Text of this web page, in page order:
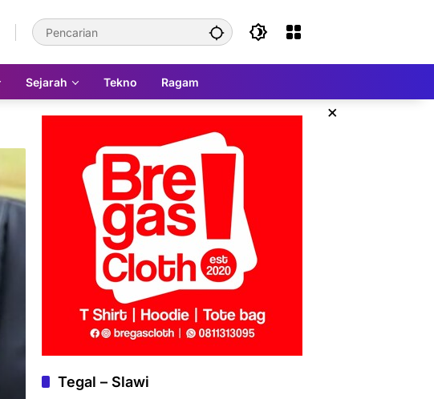
Sejarah Tekno Ragam
×
Tegal – Slawi